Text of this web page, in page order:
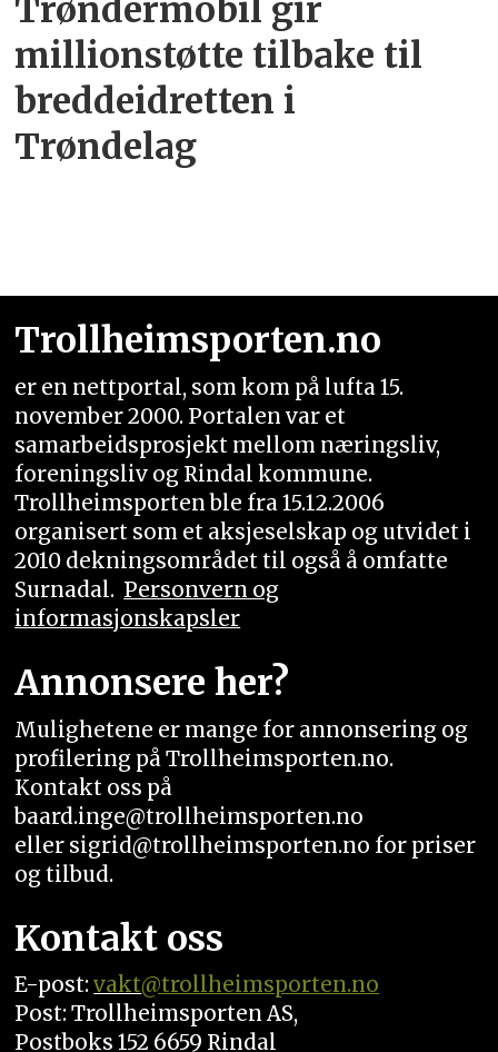
Trøndermobil gir
millionstøtte tilbake til
breddeidretten i
Trøndelag
Trollheimsporten.no
er en nettportal, som kom på lufta 15.
november 2000. Portalen var et
samarbeidsprosjekt mellom næringsliv,
foreningsliv og Rindal kommune.
Trollheimsporten ble fra 15.12.2006
organisert som et aksjeselskap og utvidet i
2010 dekningsområdet til også å omfatte
Surnadal. Personvern og
informasjonskapsler
Annonsere her?
Mulighetene er mange for annonsering og
profilering på Trollheimsporten.no.
Kontakt oss på
baard.inge@trollheimsporten.no
eller sigrid@trollheimsporten.no for priser
og tilbud.
Kontakt oss
E-post:vakt@trollheimsporten.no
Post: Trollheimsporten AS,
Postboks 152 6659 Rindal